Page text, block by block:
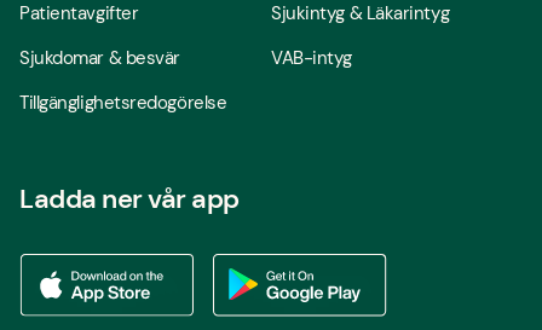
Patientavgifter
Sjukdomar & besvär
Tillgänglighetsredogörelse
Sjukintyg & Läkarintyg
VAB-intyg
Ladda ner vår app